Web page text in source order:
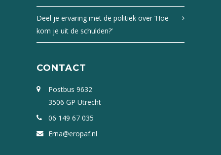
Deel je ervaring met de politiek over ‘Hoe
kom je uit de schulden?’
CONTACT
Postbus 9632
3506 GP Utrecht
06 149 67 035
Erna@eropaf.nl